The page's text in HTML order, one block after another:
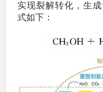
实现裂解转化，生
式如下：